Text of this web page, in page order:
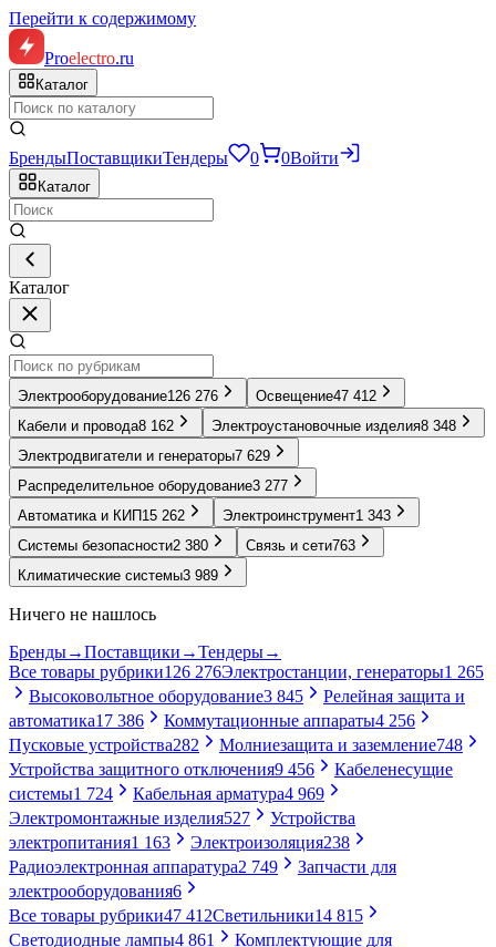
Перейти к содержимому
Proelectro.ru
Каталог
БрендыПоставщикиТендеры 0 0Войти
Каталог
Каталог
Электрооборудование126 276 Освещение47 412
Кабели и провода8 162 Электроустановочные изделия8 348
Электродвигатели и генераторы7 629
Распределительное оборудование3 277
Автоматика и КИП 15 262 Электроинструмент1 343
Системы безопасности2 380 Связь и сети763
Климатические системы3 989
Ничего не нашлось
Бренды→Поставщики →Тендеры→
Все товары рубрики126 276Электростанции, генераторы1 265
Высоковольтное оборудование3 845
Релейная защита и
автоматика17 386 Коммутационные аппараты4 256
Пусковые устройства282 Молниезащита и заземление748
Устройства защитного отключения9 456
Кабеленесущие
системы1 724 Кабельная арматура4 969
Электромонтажные изделия527
Устройства
электропитания1 163 Электроизоляция238
Радиоэлектронная аппаратура2 749
Запчасти для
электрооборудования6
Все товары рубрики47 412Светильники14 815
Светодиодные лампы4 861
Комплектующие для